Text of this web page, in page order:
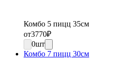
Комбо 5 пицц 35см
от3770₽
0шт
Комбо 7 пицц 30см